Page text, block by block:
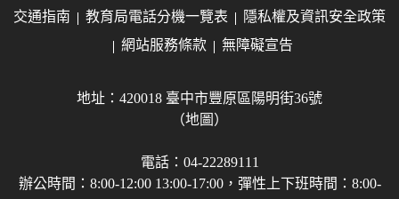
交通指南 教育局電話分機一覽表
隱私權及資訊安全政策
網站服務條款
無障礙宣告
地址：420018 臺中市豐原區陽明街36號
（地圖）
電話：04-22289111
辦公時間：8:00-12:00 13:00-17:00，彈性上下班時間：8:00-